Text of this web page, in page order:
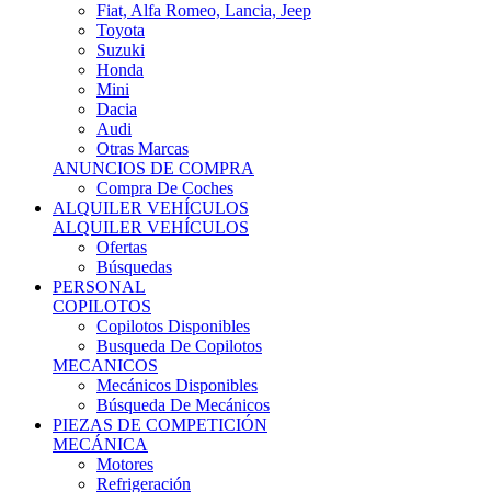
Suzuki
Honda
Mini
Dacia
Audi
Otras Marcas
ANUNCIOS DE COMPRA
Compra De Coches
ALQUILER VEHÍCULOS
ALQUILER VEHÍCULOS
Ofertas
Búsquedas
PERSONAL
COPILOTOS
Copilotos Disponibles
Busqueda De Copilotos
MECANICOS
Mecánicos Disponibles
Búsqueda De Mecánicos
PIEZAS DE COMPETICIÓN
MECÁNICA
Motores
Refrigeración
Electrónica